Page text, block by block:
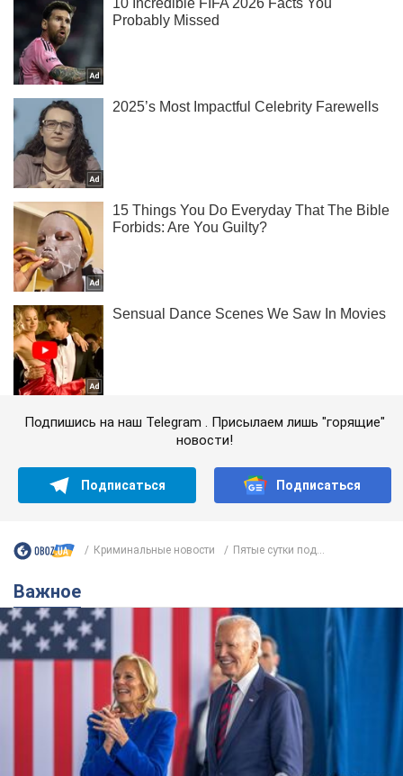
Подпишись на наш Telegram . Присылаем лишь "горящие"
новости!
Подписаться Подписаться
Криминальные новости Пятые сутки под...
Важное